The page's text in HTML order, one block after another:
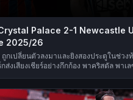
Palace 2-1 Newcastle
2025/26
กเปลี่ยนตัวลงมาและยิงสองประตูในช่วง
ส่งเสียงเชียร์อย่างกึกก้อง พาคริสตัล พาเ